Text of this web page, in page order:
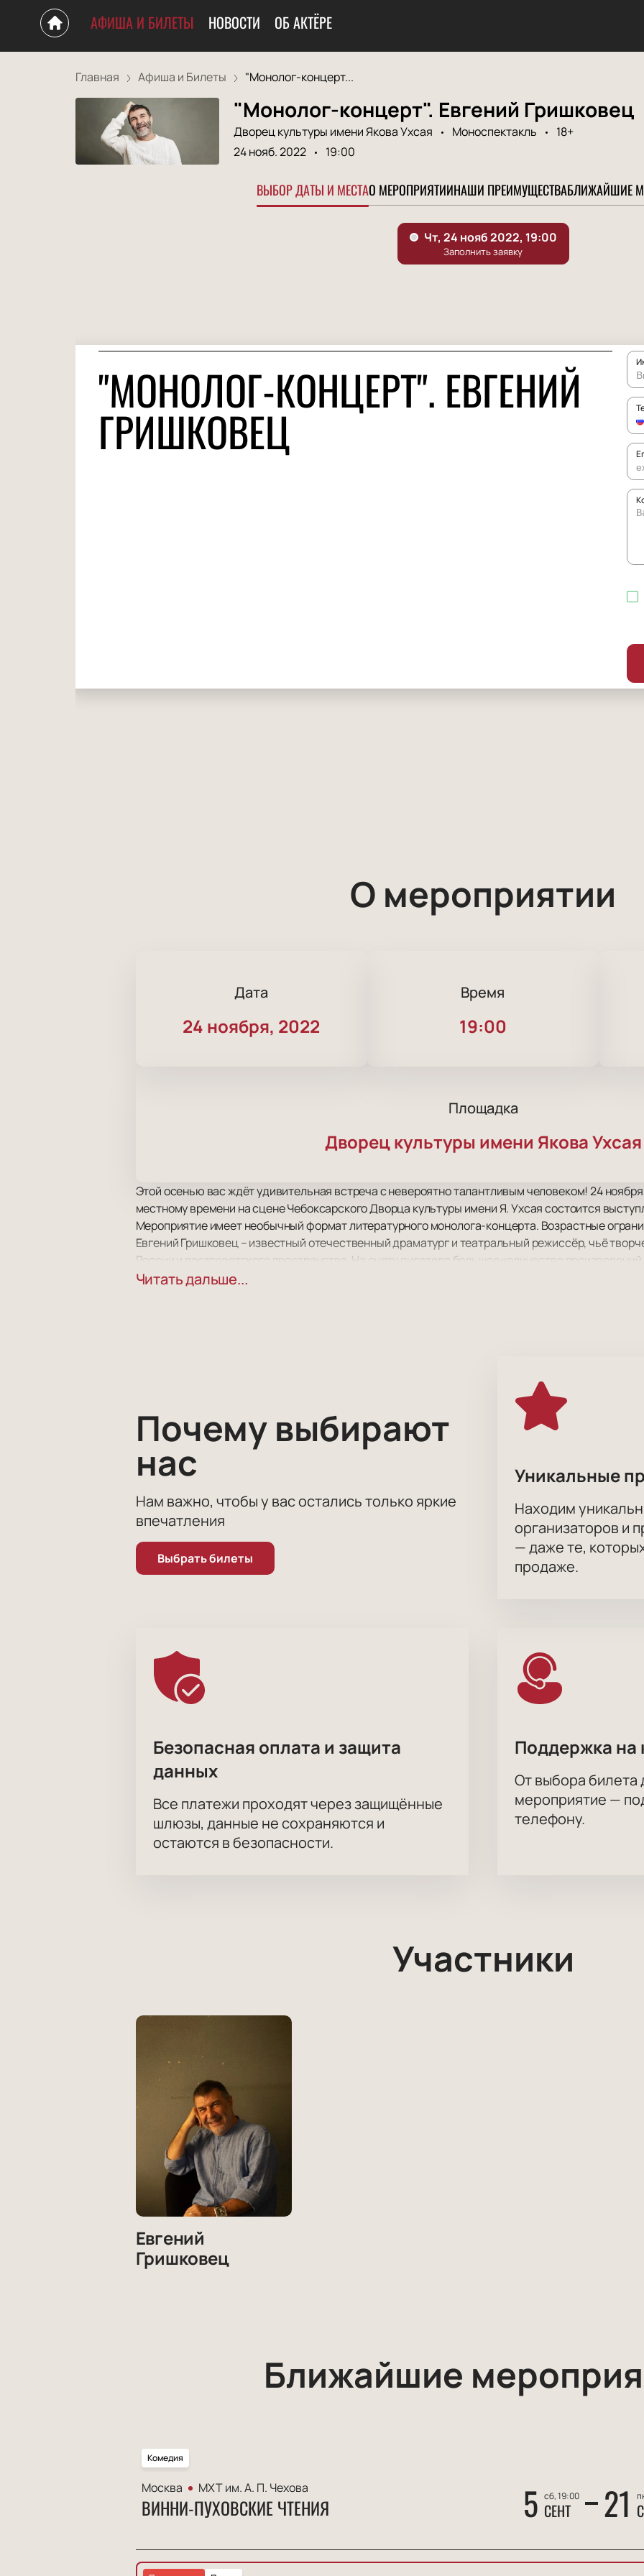
АФИША И БИЛЕТЫ НОВОСТИ ОБ АКТЁРЕ
Главная Афиша и Билеты "Монолог-концерт...
"Монолог-концерт". Евгений Гришковец
Дворец культуры имени Якова Ухсая Моноспектакль
18+
24 нояб. 2022
19:00
ВЫБОР ДАТЫ И МЕСТАО МЕРОПРИЯТИИНАШИ ПРЕИМУЩЕСТВАБЛИЖАЙШИЕ
"МОНОЛОГ-КОНЦЕРТ". ЕВГЕНИЙ
ГРИШКОВЕЦ
О мероприятии
Дата
24 ноября, 2022
Время
19:00
Площадка
Дворец культуры имени Якова Ухсая
Этой осенью вас ждёт удивительная встреча с невероятно талантливым человеком! 24
местному времени на сцене Чебоксарского Дворца культуры имени Я. Ухсая состоится
Мероприятие имеет необычный формат литературного монолога-концерта. Возрастные
Евгений Гришковец – известный отечественный драматург и театральный режиссёр, чьё
России и постсоветского пространства. На счету писателя большое количество произведений
лично принимает участие и в качестве постановщика, и в качестве актёра. На этот раз Евгений
если у вас возникнут какие бы то ни было вопросы, мы поможем вам. Билеты можно при
Читать дальше...
Почему выбирают
нас
Нам важно, чтобы у вас остались только яркие
впечатления
Выбрать билеты
Уникальные
Находим
организаторов и
— даже те,
продаже.
Безопасная оплата и защита
данных
Все платежи проходят через защищённые
шлюзы, данные не сохраняются и
остаются в безопасности.
Поддержка на
От выбора билета
мероприятие —
телефону.
Участники
Евгений
Гришковец
Ближайшие
Комедия
Москва МХТ им. А. П. Чехова
ВИННИ-ПУХОВСКИЕ ЧТЕНИЯ 5 сб, 19:00
СЕНТ 21